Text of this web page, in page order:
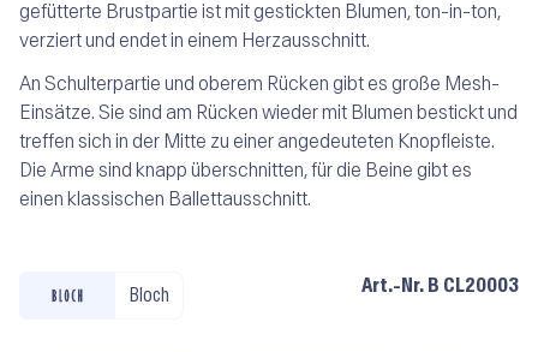
gefütterte Brustpartie ist mit gestickten Blumen, ton-in-ton,
verziert und endet in einem Herzausschnitt.
An Schulterpartie und oberem Rücken gibt es große Mesh-
Einsätze. Sie sind am Rücken wieder mit Blumen bestickt und
treffen sich in der Mitte zu einer angedeuteten Knopfleiste.
Die Arme sind knapp überschnitten, für die Beine gibt es
einen klassischen Ballettausschnitt.
Bloch Art.-Nr. B CL20003